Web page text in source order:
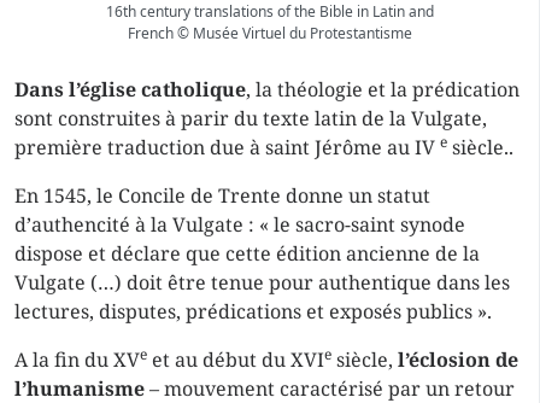
16th century translations of the Bible in Latin and
French © Musée Virtuel du Protestantisme
Dans l’église catholique, la théologie et la prédication
sont construites à parir du texte latin de laVulgate,
première traduction due à saint Jérôme au IV e siècle..
En 1545, le Concile de Trente donne un statut
d’authencité à la Vulgate : « le sacro-saint synode
dispose et déclare que cette édition ancienne de la
Vulgate (…) doit être tenue pour authentique dans les
lectures, disputes, prédications et exposés publics ».
A la fin du XVe et au début du XVIe siècle, l’éclosion de
l’humanisme– mouvement caractérisé par un retour